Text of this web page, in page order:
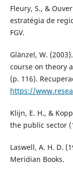
Fleury, S., &
estratégia de
FGV.
Glänzel, W.
course on theory
(p. 116).
https://
Klijn, E. H., &
the public sector
Laswell, A. H. D.
Meridian Books.